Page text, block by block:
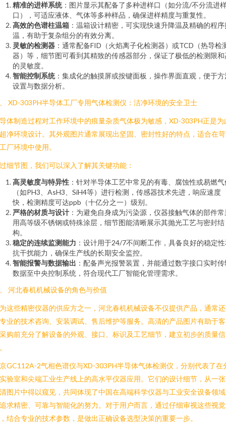
精准的进样系统：图片显示其配备了多种进样口（如分流/不分流进
口），可适应液体、气体等多种样品，确保进样精度与重复性。
高效的色谱柱温箱 ：温箱设计精密，可实现快速升降温及精确的程
温，有助于复杂组分的有效分离。
灵敏的检测器 ：通常配备FID（火焰离子化检测器）或TCD（热导检
器）等，细节图可看到其精致的传感器部分，保证了极低的检测限和
的灵敏度。
智能控制系统：集成化的触摸屏或按键面板，操作界面直观，便于方
设置与数据分析。
XD-303PH半导体工厂专用气体检测仪：洁净环境的安全卫士
体制造过程对工作环境中的痕量杂质气体极为敏感，XD-303PH正是为
净环境设计。其外观图片通常展现出坚固、密封性好的特点，适合在
厂环境中使用。
细节图，我们可以深入了解其关键功能：
高灵敏度与特异性 ：针对半导体工艺中常见的有毒、腐蚀性或易燃
（如PH3、AsH3、SiH4等）进行检测，传感器技术先进，响应速度
快，检测精度可达ppb（十亿分之一）级别。
严格的材质与设计 ：为避免自身成为污染源，仪器接触气体的部件
用高等级不锈钢或特殊涂层，细节图能清晰展示其抛光工艺与密封结
构。
稳定的连续监测能力 ：设计用于24/7不间断工作，具备良好的稳定
抗干扰能力，确保生产线的长期安全监控。
智能报警与数据输出 ：配备声光报警装置，并能通过数字接口实时
数据至中央控制系统，符合现代工厂智能化管理需求。
河北春机机械设备的角色与价值
这些精密仪器的供应方之一，河北春机机械设备不仅提供产品，通常
业的技术咨询、安装调试、售后维护等服务。高清的产品图片有助于
购前充分了解设备的外观、接口、标识及工艺细节，建立初步的质量信
GC112A-2气相色谱仪与XD-303PH半导体气体检测仪，分别代表了在
验室和尖端工业生产线上的高水平仪器应用。它们的设计细节，从一
图片中得以窥见，共同体现了中国在高端科学仪器与工业安全设备领
求精密、可靠与智能化的努力。对于用户而言，通过仔细审视这些视
结合专业的技术参数，是做出正确设备选型决策的重要一步。